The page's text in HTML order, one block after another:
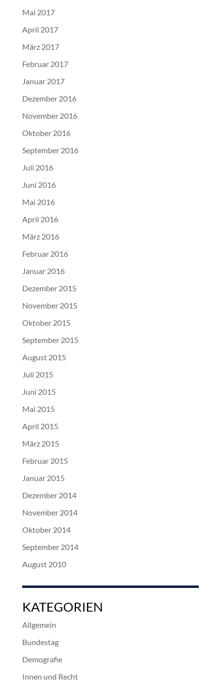
Mai 2017
April 2017
März 2017
Februar 2017
Januar 2017
Dezember 2016
November 2016
Oktober 2016
September 2016
Juli 2016
Juni 2016
Mai 2016
April 2016
März 2016
Februar 2016
Januar 2016
Dezember 2015
November 2015
Oktober 2015
September 2015
August 2015
Juli 2015
Juni 2015
Mai 2015
April 2015
März 2015
Februar 2015
Januar 2015
Dezember 2014
November 2014
Oktober 2014
September 2014
August 2010
KATEGORIEN
Allgemein
Bundestag
Demografie
Innen und Recht